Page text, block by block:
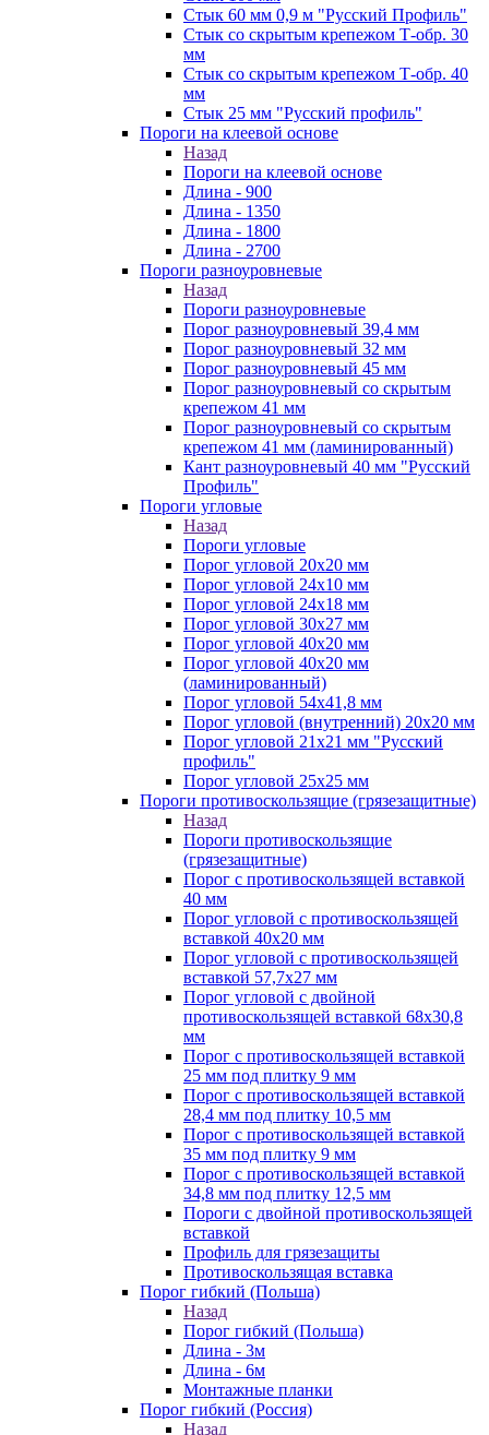
Стык 60 мм 0,9 м "Русский Профиль"
Стык со скрытым крепежом Т-обр. 30
мм
Стык со скрытым крепежом Т-обр. 40
мм
Стык 25 мм "Русский профиль"
Пороги на клеевой основе
Назад
Пороги на клеевой основе
Длина - 900
Длина - 1350
Длина - 1800
Длина - 2700
Пороги разноуровневые
Назад
Пороги разноуровневые
Порог разноуровневый 39,4 мм
Порог разноуровневый 32 мм
Порог разноуровневый 45 мм
Порог разноуровневый со скрытым
крепежом 41 мм
Порог разноуровневый со скрытым
крепежом 41 мм (ламинированный)
Кант разноуровневый 40 мм "Русский
Профиль"
Пороги угловые
Назад
Пороги угловые
Порог угловой 20х20 мм
Порог угловой 24х10 мм
Порог угловой 24х18 мм
Порог угловой 30х27 мм
Порог угловой 40х20 мм
Порог угловой 40х20 мм
(ламинированный)
Порог угловой 54х41,8 мм
Порог угловой (внутренний) 20х20 мм
Порог угловой 21х21 мм "Русский
профиль"
Порог угловой 25х25 мм
Пороги противоскользящие (грязезащитные)
Назад
Пороги противоскользящие
(грязезащитные)
Порог с противоскользящей вставкой
40 мм
Порог угловой с противоскользящей
вставкой 40х20 мм
Порог угловой с противоскользящей
вставкой 57,7х27 мм
Порог угловой с двойной
противоскользящей вставкой 68х30,8
мм
Порог с противоскользящей вставкой
25 мм под плитку 9 мм
Порог с противоскользящей вставкой
28,4 мм под плитку 10,5 мм
Порог с противоскользящей вставкой
35 мм под плитку 9 мм
Порог с противоскользящей вставкой
34,8 мм под плитку 12,5 мм
Пороги с двойной противоскользящей
вставкой
Профиль для грязезащиты
Противоскользящая вставка
Порог гибкий (Польша)
Назад
Порог гибкий (Польша)
Длина - 3м
Длина - 6м
Монтажные планки
Порог гибкий (Россия)
Назад